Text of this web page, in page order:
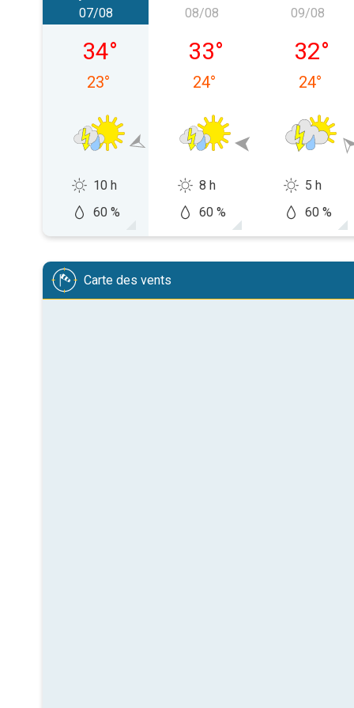
vendredi 07/08
07/08
34°
23°
10 h
60 %
samedi 08/08
08/08
33°
24°
8 h
60 %
09/08
32°
24°
5 h
60 %
Carte des vents